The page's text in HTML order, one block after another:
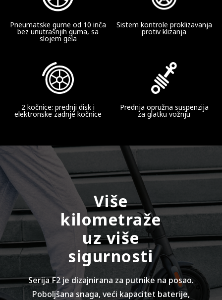
Pneumatske gume od 10 inča
bez unutrašnjih guma, sa
slojem gela
Sistem kontrole proklizavanja
protiv klizanja
2 kočnice: prednji disk i
elektronske zadnje kočnice
Prednja opružna suspenzija
za glatku vožnju
Više
kilometraže
uz više
sigurnosti
Serija F2 je dizajnirana za putnike na posao.
Poboljšana snaga, veći kapacitet baterije,
Brzina
Do 25 km/h
Šok Apsorpcija
Prednja prolećna suspenzija
Baterija
Kapacitet baterije
460 Wh
Pametni sistem za upravljanje baterijama (BMS)
Da